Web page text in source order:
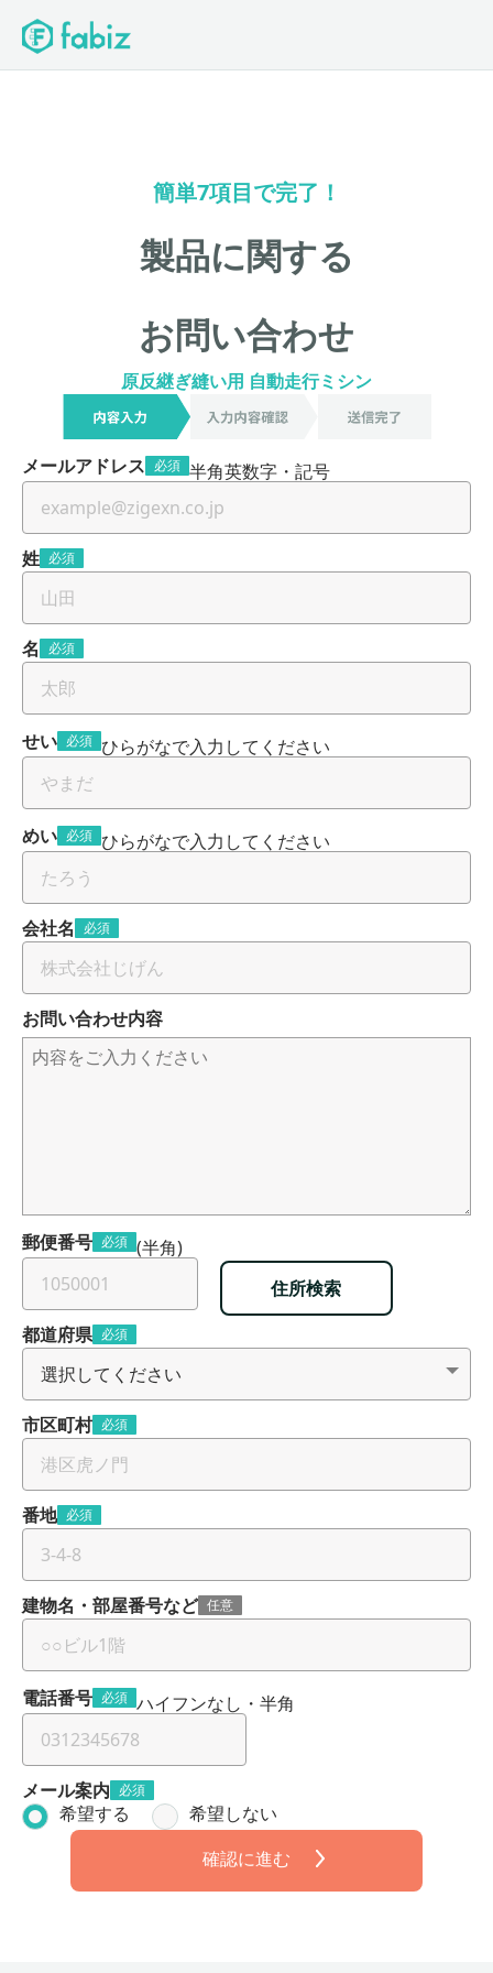
簡単7項目で完了！
製品に関する
お問い合わせ
原反継ぎ縫い用 自動走行ミシン
メールアドレス 必須 半角英数字・記号
姓 必須
名 必須
せい 必須 ひらがなで入力してください
めい 必須 ひらがなで入力してください
会社名 必須
お問い合わせ内容
住所検索
郵便番号 必須 (半角)
都道府県 必須
市区町村 必須
番地 必須
建物名・部屋番号など 任意
電話番号 必須 ハイフンなし・半角
メール案内 必須
希望する 希望しない